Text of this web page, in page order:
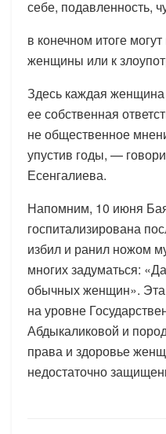
себе, подавленность,
в конечном итоге
женщины или к
Здесь каждая
ее собственная
не общественное
упустив годы, —
Есенгалиева.
Напомним, 10 июня
госпитализирована
избил и ранил ножом
многих задуматься:
обычных женщин». Эта
на уровне
Абдыкаликовой и
права и здоровье
недостаточно